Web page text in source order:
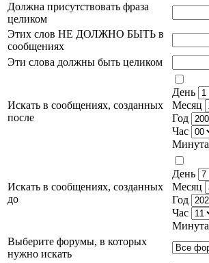
Должна присутствовать фраза
целиком
Этих слов НЕ ДОЛЖНО БЫТЬ в
сообщениях
Эти слова должны быть целиком
Искать в сообщениях, созданных
после
День
Месяц
Год
Час
Минута
Искать в сообщениях, созданных
до
День
Месяц
Год
Час
Минута
Выберите форумы, в которых
нужно искать